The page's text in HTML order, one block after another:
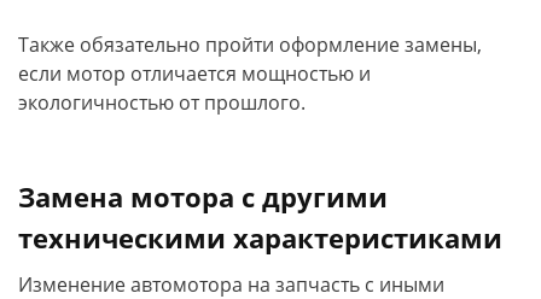
Также обязательно пройти оформление замены,
если мотор отличается мощностью и
экологичностью от прошлого.
Замена мотора с другими
техническими характеристиками
Изменение автомотора на запчасть с иными